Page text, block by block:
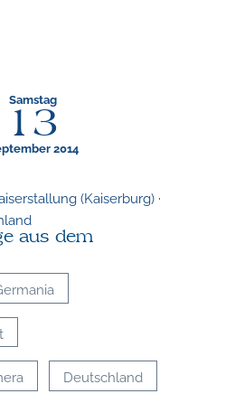
Samstag
13
2014
(Kaiserburg) ·
aus dem
Deutschland